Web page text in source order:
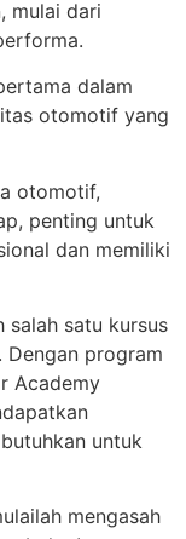
mulai dari
dalam
otomotif yang
otomotif,
penting untuk
dan memiliki
satu kursus
program
Academy
untuk
mengasah